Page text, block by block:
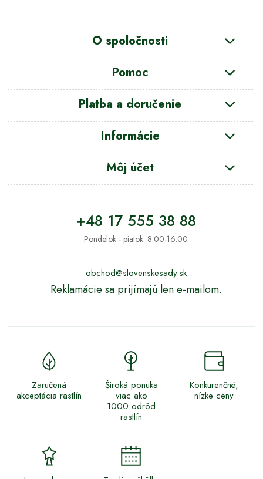
O spoločnosti
Pomoc
Platba a doručenie
Informácie
Môj účet
+48 17 555 38 88
Pondelok - piatok: 8:00-16:00
obchod@slovenskesady.sk
Reklamácie sa prijímajú len e-mailom.
Zaručená
akceptácia rastlín
Široká ponuka
viac ako
1000 odrôd
rastlín
Konkurenčné,
nízke ceny